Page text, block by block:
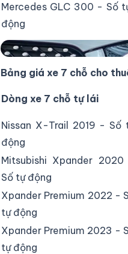
Mercedes GLC 300 - Số
động
Báo giá thuê xe tự lái
Bảng giá xe 7 chỗ cho
Dòng xe 7 chỗ tự lái
Nissan X-Trail 2019 - Số
động
Mitsubishi Xpander
Số tự động
Xpander Premium 2022 -
tự động
Xpander Premium 2023 -
tự động